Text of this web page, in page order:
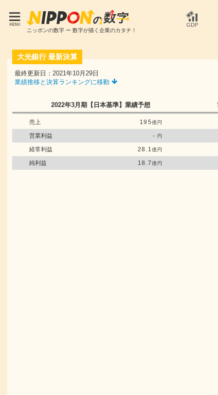
ニッポンの数字 ー 数字が描く企業のカタチ！
GDP
大光銀行最新決算
最終更新日：2021年10月29日
業績推移と決算ランキングに移動
2022年3月期 【日本基準】 業績予想
売上 195億円
営業利益 - 円
経常利益 28.1億円
純利益 18.7億円